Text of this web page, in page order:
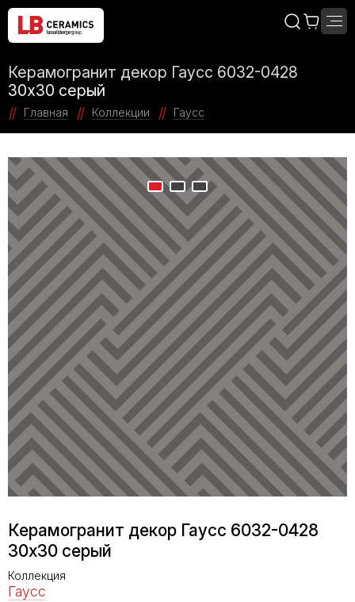
Керамогранит декор Гаусс 6032-0428
30x30 серый
Главная Коллекции Гаусс
Керамогранит декор Гаусс 6032-0428
30x30 серый
Коллекция
Гаусс